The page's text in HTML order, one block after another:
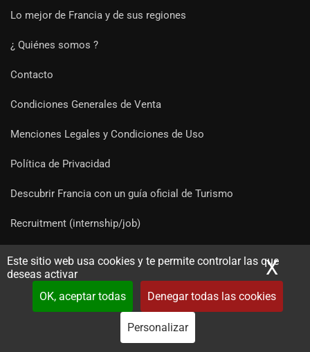
Este sitio web usa cookies y te permite controlar las que
deseas activar
OK, aceptar todas
Denegar todas las cookies
Personalizar
X
Lo mejor de Francia y de sus regiones
¿ Quiénes somos ?
Contacto
Condiciones Generales de Venta
Menciones Legales y Condiciones de Uso
Política de Privacidad
Descubrir Francia con un guía oficial de Turismo
Recruitment (internship/job)
Enlaces para los guías
Socios
Su guía : un profesional acreditado